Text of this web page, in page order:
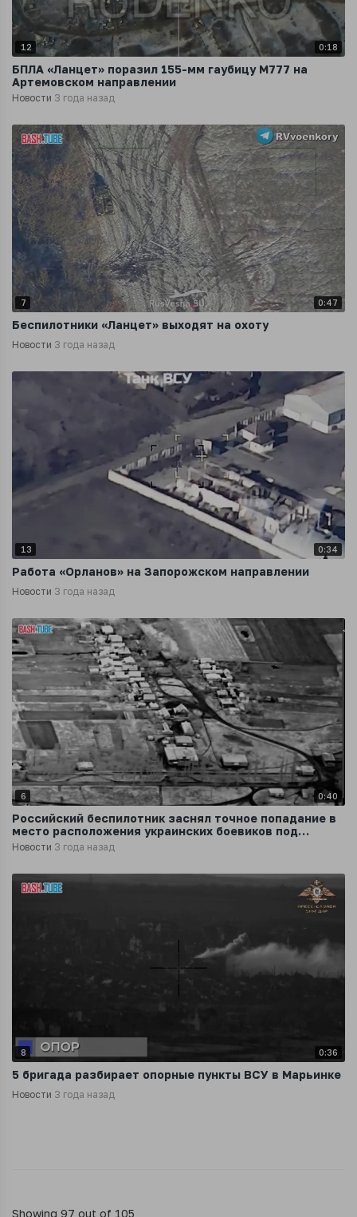
12 0:18
БПЛА «Ланцет» поразил 155-мм гаубицу M777 на
Артемовском направлении
Новости 3 года назад
7 0:47
Беспилотники «Ланцет» выходят на охоту
Новости 3 года назад
13 0:34
Работа «Орланов» на Запорожском направлении
Новости 3 года назад
6 0:40
Российский беспилотник заснял точное попадание в
место расположения украинских боевиков под
Купянском
Новости 3 года назад
8 0:36
5 бригада разбирает опорные пункты ВСУ в Марьинке
Новости 3 года назад
Showing 97 out of 105